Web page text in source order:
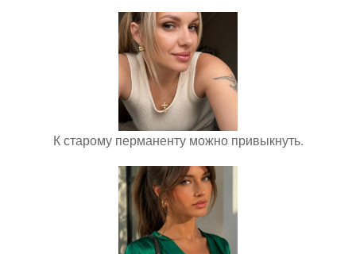
К старому перманенту можно привыкнуть.